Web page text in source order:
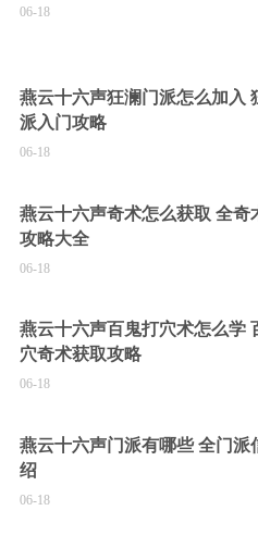
06-18
燕云十六声狂澜门派怎么加入
派入门攻略
06-18
燕云十六声奇术怎么获取 全奇
攻略大全
06-18
燕云十六声百鬼打穴术怎么学
穴奇术获取攻略
06-18
燕云十六声门派有哪些 全门派
绍
06-18